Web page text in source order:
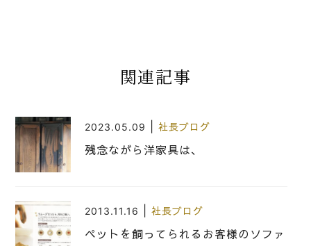
関連記事
2023.05.09 社長ブログ
残念ながら洋家具は、
2013.11.16 社長ブログ
ペットを飼ってられるお客様のソファ